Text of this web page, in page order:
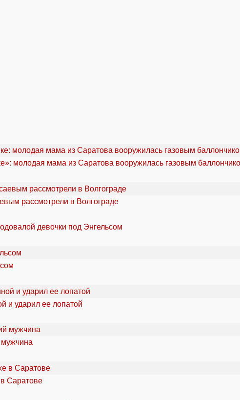
молодая мама из Саратова вооружилась газовым
рассмотрели в Волгограде
девочки под Энгельсом
и ударил ее лопатой
мужчина
Саратове